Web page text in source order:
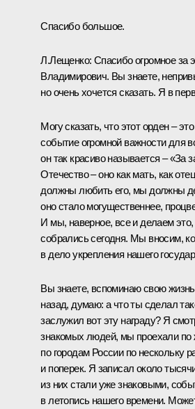
Спасибо большое.
Л.Лещенко: Спасибо огромное за
Владимирович. Вы знаете,
но очень хочется сказать. Я в
Могу сказать, что этот орден –
событие огромной важности для
он так красиво называется – «За
Отечество – оно как мать, как
должны любить его, мы должны
оно стало могущественнее,
И мы, наверное, все и делаем это,
собрались сегодня. Мы вносим,
в дело укрепления нашего
Вы знаете, вспоминаю свою
назад, думаю: а что ты сделал
заслужил вот эту награду? Я
знакомых людей, мы проехали
по городам России по нескольку
и поперек. Я записал около
из них стали уже знаковыми,
в летопись нашего времени.